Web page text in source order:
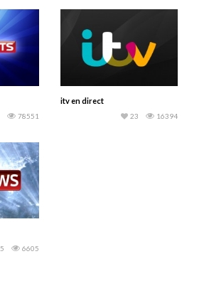
78551
itv en direct
16394
23
6605
5